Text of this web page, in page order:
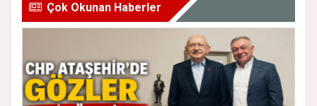
Çok Okunan Haberler